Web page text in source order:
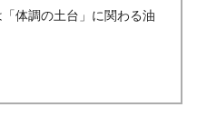
体調の土台」に関わる油